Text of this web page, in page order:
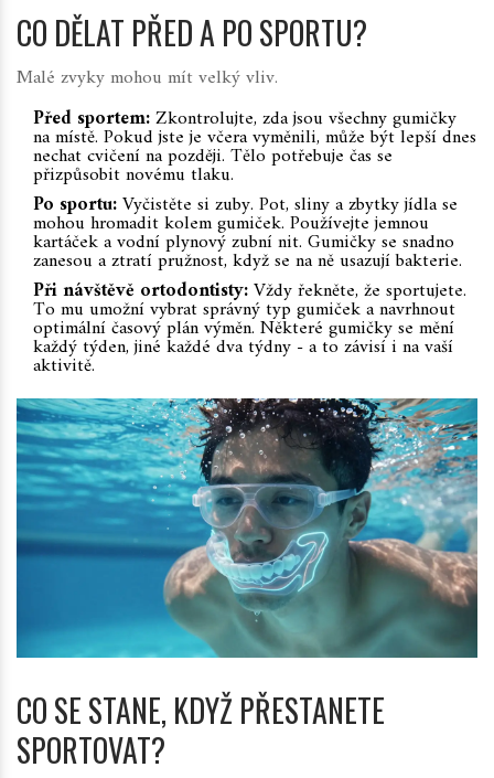
CO DĚLAT PŘED A PO SPORTU?
Malé zvyky mohou mít velký vliv.
Před sportem:Zkontrolujte, zda jsou všechny gumičky
na místě. Pokud jste je včera vyměnili, může být lepší dnes
nechat cvičení na později. Tělo potřebuje čas se
přizpůsobit novému tlaku.
Po sportu:Vyčistěte si zuby. Pot, sliny a zbytky jídla se
mohou hromadit kolem gumiček. Používejte jemnou
kartáček a vodní plynový zubní nit. Gumičky se snadno
zanesou a ztratí pružnost, když se na ně usazují bakterie.
Při návštěvě ortodontisty:Vždy řekněte, že sportujete.
To mu umožní vybrat správný typ gumiček a navrhnout
optimální časový plán výměn. Některé gumičky se mění
každý týden, jiné každé dva týdny - a to závisí i na vaší
aktivitě.
CO SE STANE, KDYŽ PŘESTANETE
SPORTOVAT?